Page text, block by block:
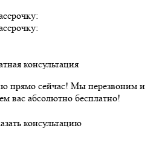
консультация
прямо сейчас! Мы перезвоним и
вас абсолютно бесплатно!
консультацию